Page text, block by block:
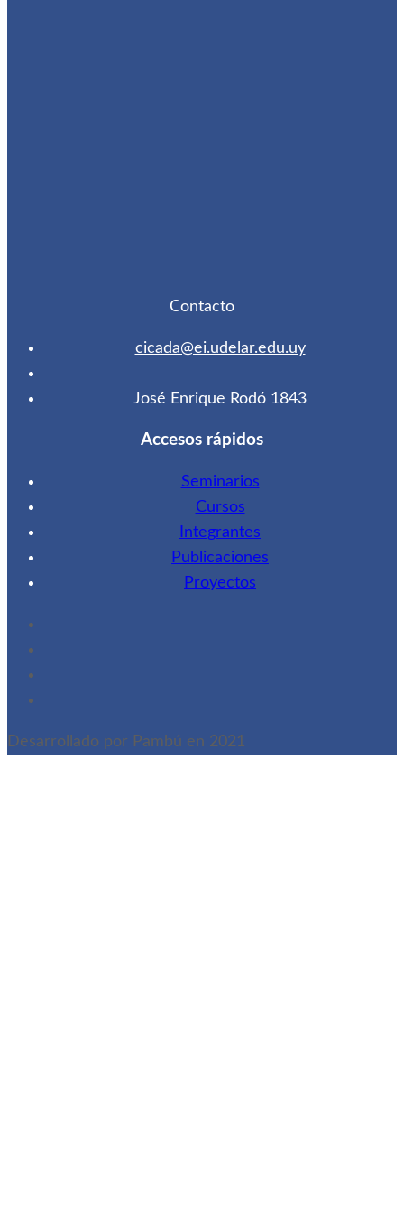
Contacto
cicada@ei.udelar.edu.uy
José Enrique Rodó 1843
Accesos rápidos
Seminarios
Cursos
Integrantes
Publicaciones
Proyectos
Desarrollado por Pambú en 2021